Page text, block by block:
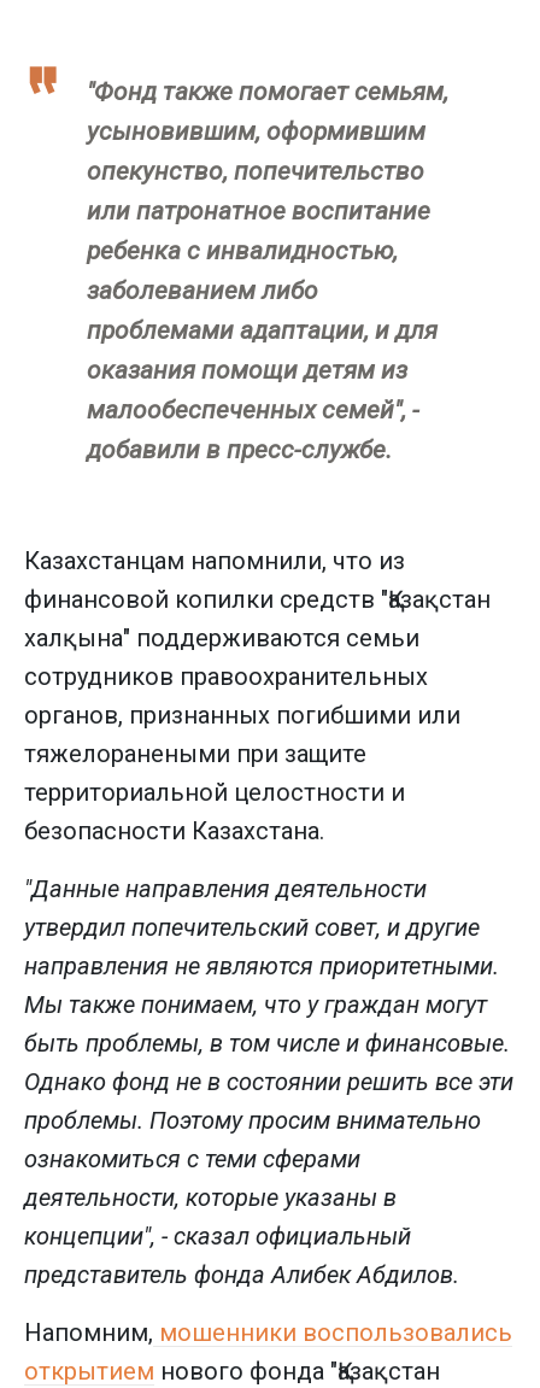
"Фонд также помогает семьям,
усыновившим, оформившим
опекунство, попечительство
или патронатное воспитание
ребенка с инвалидностью,
заболеванием либо
проблемами адаптации, и для
оказания помощи детям из
малообеспеченных семей", -
добавили в пресс-службе.
Казахстанцам напомнили, что из
финансовой копилки средств "Қазақстан
халқына" поддерживаются семьи
сотрудников правоохранительных
органов, признанных погибшими или
тяжелоранеными при защите
территориальной целостности и
безопасности Казахстана.
"Данные направления деятельности
утвердил попечительский совет, и другие
направления не являются приоритетными.
Мы также понимаем, что у граждан могут
быть проблемы, в том числе и финансовые.
Однако фонд не в состоянии решить все эти
проблемы. Поэтому просим внимательно
ознакомиться с теми сферами
деятельности, которые указаны в
концепции", - сказал официальный
представитель фонда Алибек Абдилов.
Напомним, мошенники воспользовались
открытием нового фонда "Қазақстан